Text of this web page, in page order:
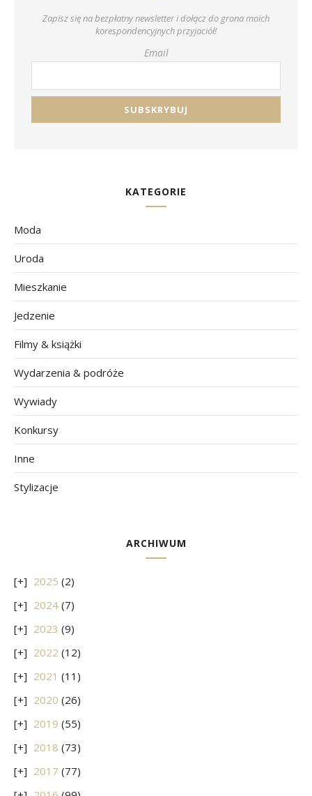
Zapisz się na bezpłatny newsletter i dołącz do grona moich
korespondencyjnych przyjaciół!
Email
KATEGORIE
Moda
Uroda
Mieszkanie
Jedzenie
Filmy & książki
Wydarzenia & podróże
Wywiady
Konkursy
Inne
Stylizacje
ARCHIWUM
2025 (2)
2024 (7)
2023 (9)
2022 (12)
2021 (11)
2020 (26)
2019 (55)
2018 (73)
2017 (77)